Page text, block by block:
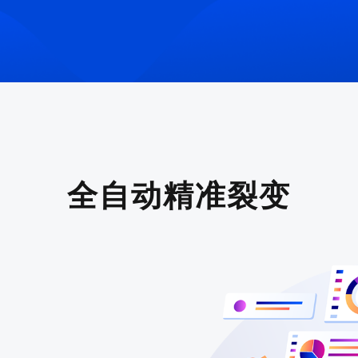
全自动精准裂变